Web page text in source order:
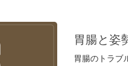
胃腸と姿
胃腸のトラブ